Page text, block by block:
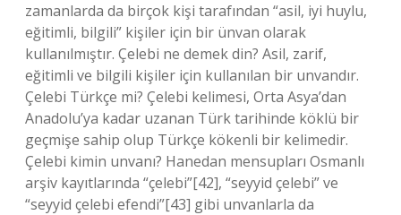
zamanlarda da birçok kişi tarafından “asil, iyi huylu,
eğitimli, bilgili” kişiler için bir ünvan olarak
kullanılmıştır. Çelebi ne demek din? Asil, zarif,
eğitimli ve bilgili kişiler için kullanılan bir unvandır.
Çelebi Türkçe mi? Çelebi kelimesi, Orta Asya’dan
Anadolu’ya kadar uzanan Türk tarihinde köklü bir
geçmişe sahip olup Türkçe kökenli bir kelimedir.
Çelebi kimin unvanı? Hanedan mensupları Osmanlı
arşiv kayıtlarında “çelebi”[42], “seyyid çelebi” ve
“seyyid çelebi efendi”[43] gibi unvanlarla da